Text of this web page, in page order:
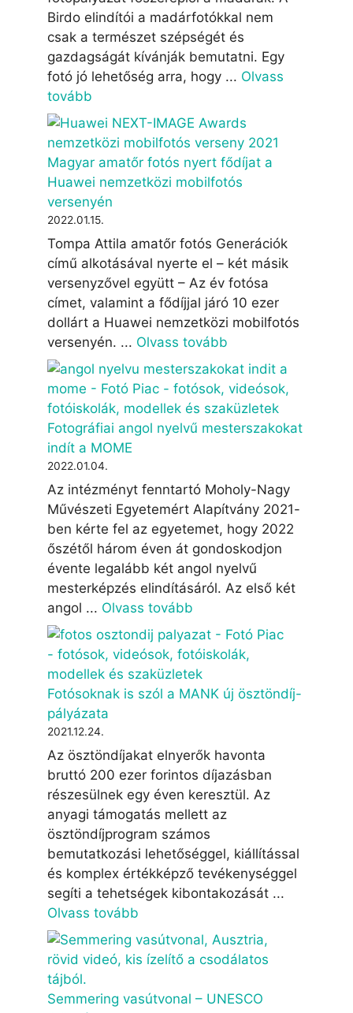
Birdo elindítói a madárfotókkal nem
csak a természet szépségét és
gazdagságát kívánják bemutatni. Egy
fotó jó lehetőség arra, hogy ... Olvass
tovább
Magyar amatőr fotós nyert fődíjat a
Huawei nemzetközi mobilfotós
versenyén
2022.01.15.
Tompa Attila amatőr fotós Generációk
című alkotásával nyerte el – két másik
versenyzővel együtt – Az év fotósa
címet, valamint a fődíjjal járó 10 ezer
dollárt a Huawei nemzetközi mobilfotós
versenyén. ... Olvass tovább
Fotográfiai angol nyelvű mesterszakokat
indít a MOME
2022.01.04.
Az intézményt fenntartó Moholy-Nagy
Művészeti Egyetemért Alapítvány 2021-
ben kérte fel az egyetemet, hogy 2022
őszétől három éven át gondoskodjon
évente legalább két angol nyelvű
mesterképzés elindításáról. Az első két
angol ... Olvass tovább
Fotósoknak is szól a MANK új ösztöndíj-
pályázata
2021.12.24.
Az ösztöndíjakat elnyerők havonta
bruttó 200 ezer forintos díjazásban
részesülnek egy éven keresztül. Az
anyagi támogatás mellett az
ösztöndíjprogram számos
bemutatkozási lehetőséggel, kiállítással
és komplex értékképző tevékenységgel
segíti a tehetségek kibontakozását ...
Olvass tovább
Semmering vasútvonal – UNESCO